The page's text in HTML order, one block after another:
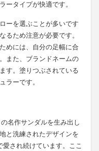
ータイプが快適です。
ーを選ぶことが多いです
るため注意が必要です。
めには、自分の足幅に合
また、ブランドネームの
す。塗りつぶされている
ラーです。
名作サンダルを生み出し
と洗練されたデザインを
され続けています。ここ